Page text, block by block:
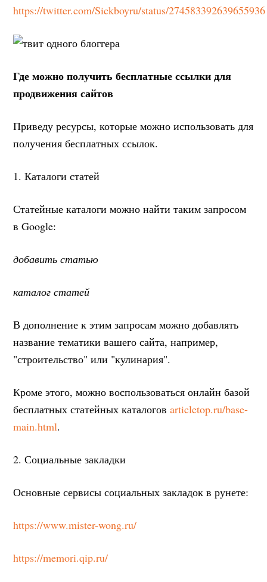
https://twitter.com/Sickboyru/status/274583392639655936
Где можно получить бесплатные ссылки для
продвижения сайтов
Приведу ресурсы, которые можно использовать для
получения бесплатных ссылок.
1. Каталоги статей
Статейные каталоги можно найти таким запросом
в Google:
добавить статью
каталог статей
В дополнение к этим запросам можно добавлять
название тематики вашего сайта, например,
"строительство" или "кулинария".
Кроме этого, можно воспользоваться онлайн базой
бесплатных статейных каталоговarticletop.ru/base-
main.html.
2. Социальные закладки
Основные сервисы социальных закладок в рунете:
https://www.mister-wong.ru/
https://memori.qip.ru/